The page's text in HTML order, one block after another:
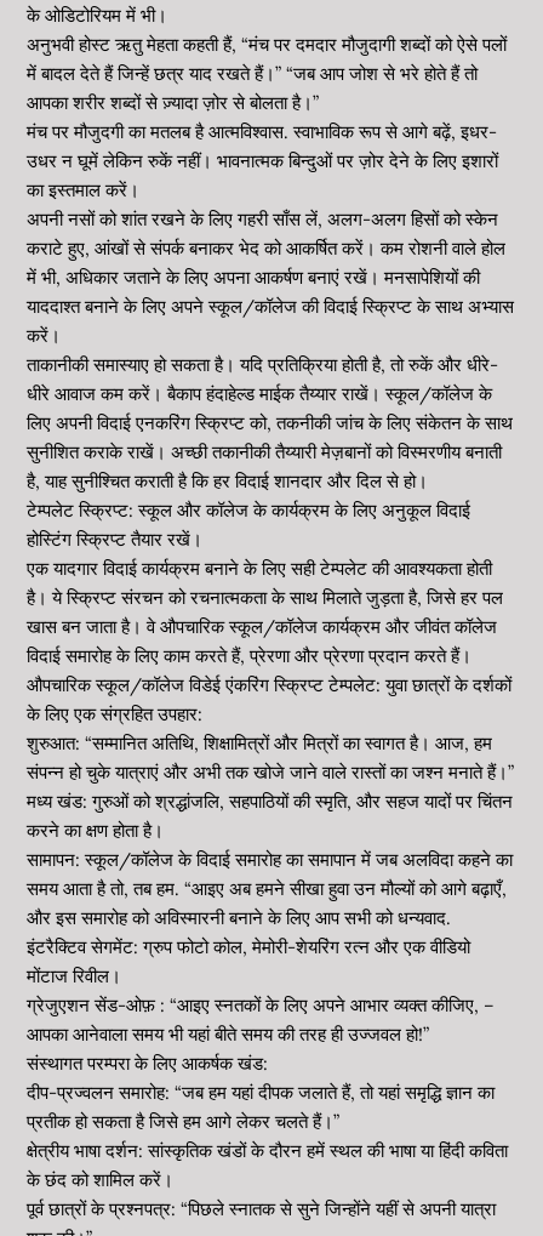
के ओडिटोरियम में भी।
अनुभवी होस्ट ऋतु मेहता कहती हैं, “मंच पर दमदार मौजुदागी शब्दों को ऐसे पलों
में बादल देते हैं जिन्हें छत्र याद रखते हैं।” “जब आप जोश से भरे होते हैं तो
आपका शरीर शब्दों से ज़्यादा ज़ोर से बोलता है।”
मंच पर मौजुदगी का मतलब है आत्मविश्वास. स्वाभाविक रूप से आगे बढ़ें, इधर-
उधर न घूमें लेकिन रुकें नहीं। भावनात्मक बिन्दुओं पर ज़ोर देने के लिए इशारों
का इस्तमाल करें।
अपनी नसों को शांत रखने के लिए गहरी साँस लें, अलग-अलग हिसों को स्केन
कराटे हुए, आंखों से संपर्क बनाकर भेद को आकर्षित करें। कम रोशनी वाले होल
में भी, अधिकार जताने के लिए अपना आकर्षण बनाएं रखें। मनसापेशियों की
याददाश्त बनाने के लिए अपने स्कूल/कॉलेज की विदाई स्क्रिप्ट के साथ अभ्यास
करें।
ताकानीकी समास्याए हो सकता है। यदि प्रतिक्रिया होती है, तो रुकें और धीरे-
धीरे आवाज कम करें। बैकाप हंदाहेल्ड माईक तैय्यार राखें। स्कूल/कॉलेज के
लिए अपनी विदाई एनकरिंग स्क्रिप्ट को, तकनीकी जांच के लिए संकेतन के साथ
सुनीशित कराके राखें। अच्छी तकानीकी तैय्यारी मेज़बानों को विस्मरणीय बनाती
है, याह सुनीश्चित कराती है कि हर विदाई शानदार और दिल से हो।
टेम्पलेट स्क्रिप्ट: स्कूल और कॉलेज के कार्यक्रम के लिए अनुकूल विदाई
होस्टिंग स्क्रिप्ट तैयार रखें।
एक यादगार विदाई कार्यक्रम बनाने के लिए सही टेम्पलेट की आवश्यकता होती
है। ये स्क्रिप्ट संरचन को रचनात्मकता के साथ मिलाते जुड़ता है, जिसे हर पल
खास बन जाता है। वे औपचारिक स्कूल/कॉलेज कार्यक्रम और जीवंत कॉलेज
विदाई समारोह के लिए काम करते हैं, प्रेरणा और प्रेरणा प्रदान करते हैं।
औपचारिक स्कूल/कॉलेज विडेई एंकरिंग स्क्रिप्ट टेम्पलेट: युवा छात्रों के दर्शकों
के लिए एक संग्रहित उपहार:
शुरुआत: “सम्मानित अतिथि, शिक्षामित्रों और मित्रों का स्वागत है। आज, हम
संपन्न हो चुके यात्राएं और अभी तक खोजे जाने वाले रास्तों का जश्न मनाते हैं।”
मध्य खंड: गुरुओं को श्रद्धांजलि, सहपाठियों की स्मृति, और सहज यादों पर चिंतन
करने का क्षण होता है।
सामापन: स्कूल/कॉलेज के विदाई समारोह का समापान में जब अलविदा कहने का
समय आता है तो, तब हम. “आइए अब हमने सीखा हुवा उन मौल्यों को आगे बढ़ाएँ,
और इस समारोह को अविस्मारनी बनाने के लिए आप सभी को धन्यवाद.
इंटरैक्टिव सेगमेंट: ग्रुप फोटो कोल, मेमोरी-शेयरिंग रत्न और एक वीडियो
मोंटाज रिवील।
ग्रेजुएशन सेंड-ओफ़ : “आइए स्नतकों के लिए अपने आभार व्यक्त कीजिए, –
आपका आनेवाला समय भी यहां बीते समय की तरह ही उज्जवल हो!”
संस्थागत परम्परा के लिए आकर्षक खंड:
दीप-प्रज्वलन समारोह: “जब हम यहां दीपक जलाते हैं, तो यहां समृद्धि ज्ञान का
प्रतीक हो सकता है जिसे हम आगे लेकर चलते हैं।”
क्षेत्रीय भाषा दर्शन: सांस्कृतिक खंडों के दौरन हमें स्थल की भाषा या हिंदी कविता
के छंद को शामिल करें।
पूर्व छात्रों के प्रश्नपत्र: “पिछले स्नातक से सुने जिन्होंने यहीं से अपनी यात्रा